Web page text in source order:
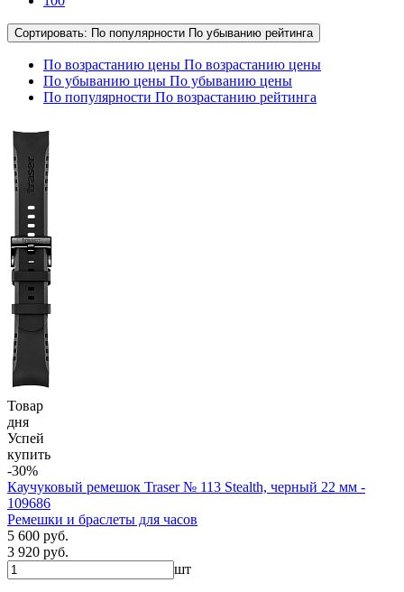
Сортировать: По популярности По убыванию рейтинга
По возрастанию цены По возрастанию цены
По убыванию цены По убыванию цены
По популярности По возрастанию рейтинга
Товар
дня
Успей
купить
-30%
Каучуковый ремешок Traser № 113 Stealth, черный 22 мм -
109686
Ремешки и браслеты для часов
5 600 руб.
3 920 руб.
шт